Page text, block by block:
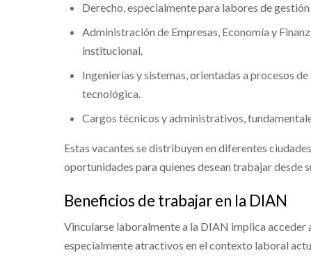
Derecho, especialmente para labores de
Administración de Empresas, Economía y
institucional.
Ingenierías y sistemas, orientadas a procesos
tecnológica.
Cargos técnicos y administrativos,
Estas vacantes se distribuyen en diferentes
oportunidades para quienes desean trabajar desde
Beneficios de trabajar en la DIAN
Vincularse laboralmente a la DIAN implica acceder
especialmente atractivos en el contexto laboral